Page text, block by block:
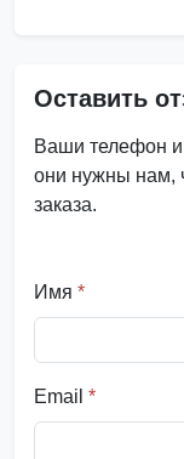
Оставить
Ваши телефон
они нужны нам,
заказа.
Имя *
Email *